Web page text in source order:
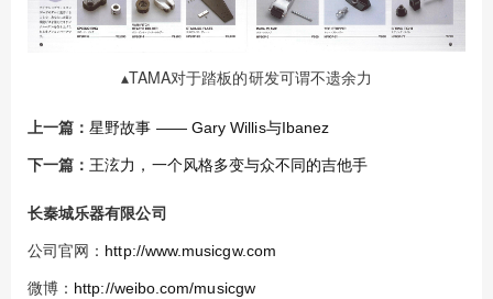
▴TAMA对于踏板的研发可谓不遗余力
上一篇：星野故事 —— Gary Willis与Ibanez
下一篇：王泫力，一个风格多变与众不同的吉他手
长秦城乐器有限公司
公司官网： http://www.musicgw.com
微博： http://weibo.com/musicgw